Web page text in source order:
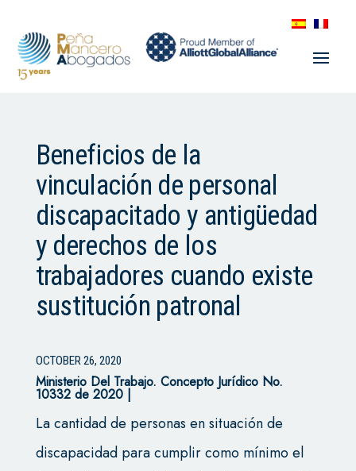
Beneficios de la
vinculación de personal
discapacitado y antigüedad
y derechos de los
trabajadores cuando existe
sustitución patronal
OCTOBER 26, 2020
Ministerio Del Trabajo. Concepto Jurídico No.
10332 de 2020 |
La cantidad de personas en situación de
discapacidad para cumplir como mínimo el